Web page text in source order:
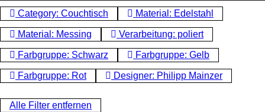
Category: Couchtisch Material: Edelstahl
Material: Messing Verarbeitung: poliert
Farbgruppe: Schwarz Farbgruppe: Gelb
Farbgruppe: Rot Designer: Philipp Mainzer
Alle Filter entfernen